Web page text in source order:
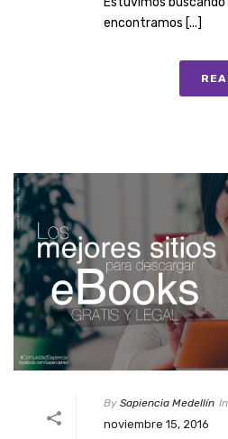
encontramos [...]
By Sapiencia Medellín In
noviembre 15, 2016